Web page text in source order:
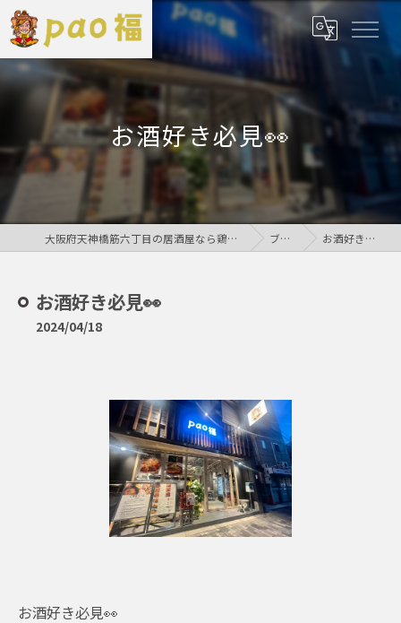
お酒好き必見👀
大阪府天神橋筋六丁目の居酒屋なら鶏居酒屋pao福 ブログ お酒好き必見👀
お酒好き必見👀
2024/04/18
お酒好き必見👀